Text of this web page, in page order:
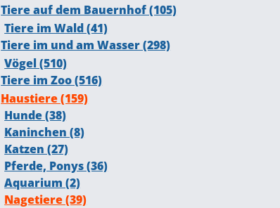
Fliegende Insekten (276)
Käfer (50)
Bienen (41)
Tiere auf dem Bauernhof (105)
Kühe, Rinder (47)
Hühner (11)
Schweine (8)
Tiere im Wald (41)
Tiere im und am Wasser (298)
Amphibien (21)
Fische (57)
Enten, Gänse (53)
Vögel (510)
Tiere im Zoo (516)
Affen (49)
Wildkatzen (45)
Bären (22)
Giraffen (17)
Elefanten (11)
Schlangen (12)
Reptilien (22)
Haustiere (159)
Hunde (38)
Kaninchen (8)
Katzen (27)
Pferde, Ponys (36)
Aquarium (2)
Nagetiere (39)